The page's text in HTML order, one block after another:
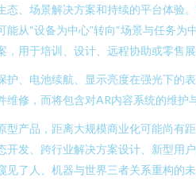
态、场景解决方案和持续的平台体验
能从“设备为中心”转向“场景与任务
，用于培训、设计、远程协助或零售展
护、电池续航、显示亮度在强光下的
维修，而将包含对AR内容系统的维护
型产品，距离大规模商业化可能尚有
开发、跨行业解决方案设计、新型用
见了人、机器与世界三者关系重构的